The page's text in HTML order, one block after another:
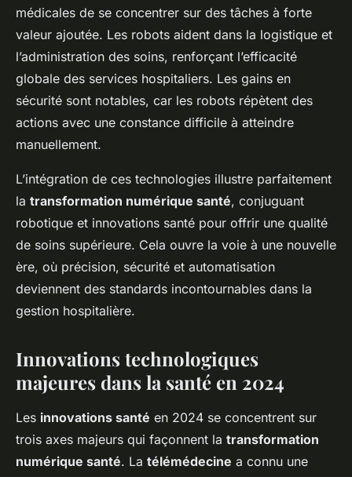
médicales de se concentrer sur des tâches à forte
valeur ajoutée. Les robots aident dans la logistique et
l’administration des soins, renforçant l’efficacité
globale des services hospitaliers. Les gains en
sécurité sont notables, car les robots répètent des
actions avec une constance difficile à atteindre
manuellement.
L’intégration de ces technologies illustre parfaitement
la transformation numérique santé, conjuguant
robotique et innovations santé pour offrir une qualité
de soins supérieure. Cela ouvre la voie à une nouvelle
ère, où précision, sécurité et automatisation
deviennent des standards incontournables dans la
gestion hospitalière.
Innovations technologiques
majeures dans la santé en 2024
Les innovations santé en 2024 se concentrent sur
trois axes majeurs qui façonnent la transformation
numérique santé. La télémédecine a connu une